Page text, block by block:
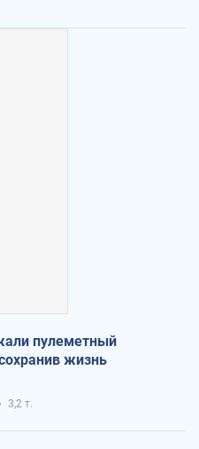
пулеметный
жизнь
3,2 т.